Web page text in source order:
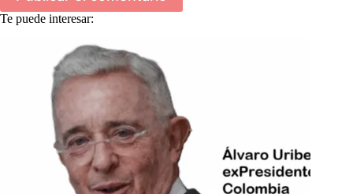
Te puede interesar: